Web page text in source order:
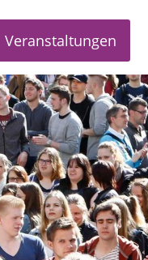
Veranstaltungen